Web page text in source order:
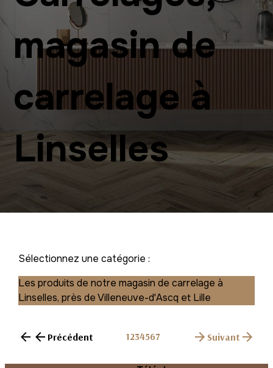
magasin de
carrelage à
Linselles
Sélectionnez une catégorie :
Les produits de notre magasin de carrelage à
Linselles, près de Villeneuve-d'Ascq et Lille
Précédent 1234567 Suivant